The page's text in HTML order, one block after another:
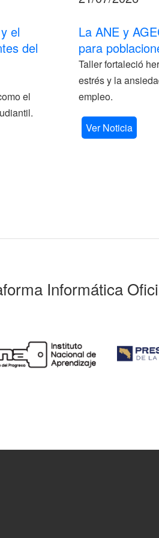
el
del
el
La ANE y
para
Taller fortaleció
estrés y la
empleo.
Ver Noticia
Informática